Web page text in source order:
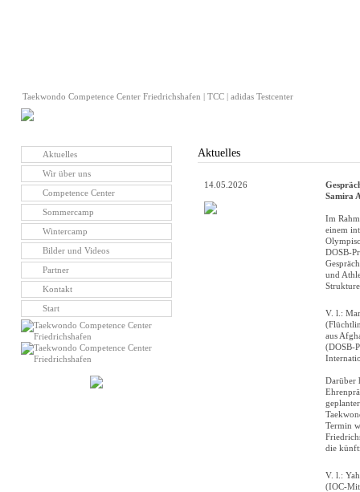
Taekwondo Competence Center Friedrichshafen | TCC | adidas Testcenter
Aktuelles
Wir über uns
Competence Center
Sommercamp
Wintercamp
Bilder und Videos
Partner
Kontakt
Start
Aktuelles
14.05.2026
Samira
Im
einem
DOSB-
und
V. l.:
aus
(DOSB-
Darüber
Termin
die
V. l.:
(IOC-